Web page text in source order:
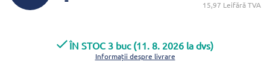
15,97 Leifără TVA
ÎN STOC 3 buc (11. 8. 2026 la dvs)
Informații despre livrare